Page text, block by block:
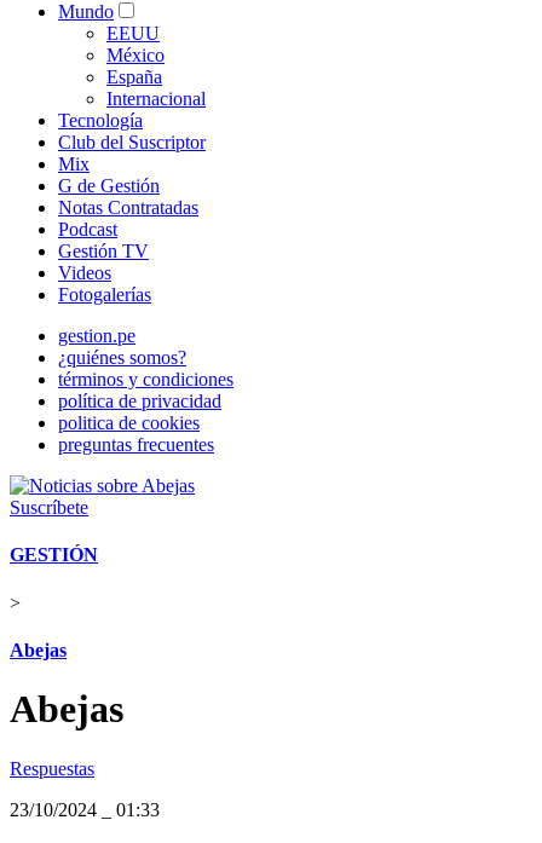
Mundo
EEUU
México
España
Internacional
Tecnología
Club del Suscriptor
Mix
G de Gestión
Notas Contratadas
Podcast
Gestión TV
Videos
Fotogalerías
gestion.pe
¿quiénes somos?
términos y condiciones
política de privacidad
politica de cookies
preguntas frecuentes
Suscríbete
GESTIÓN
>
Abejas
Abejas
Respuestas
23/10/2024
01:33